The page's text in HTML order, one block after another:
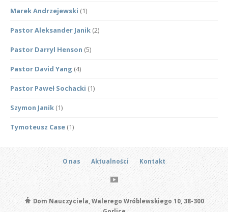
Marek Andrzejewski (1)
Pastor Aleksander Janik (2)
Pastor Darryl Henson (5)
Pastor David Yang (4)
Pastor Paweł Sochacki (1)
Szymon Janik (1)
Tymoteusz Case (1)
O nas Aktualności Kontakt
Dom Nauczyciela, Walerego Wróblewskiego 10, 38-300